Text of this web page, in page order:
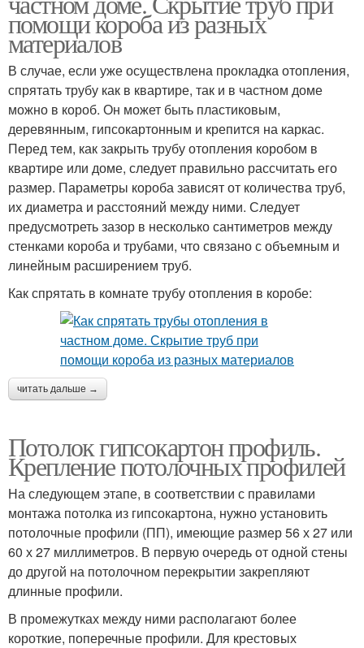
помощи короба из разных
материалов
В случае, если уже осуществлена прокладка отопления,
спрятать трубу как в квартире, так и в частном доме
можно в короб. Он может быть пластиковым,
деревянным, гипсокартонным и крепится на каркас.
Перед тем, как закрыть трубу отопления коробом в
квартире или доме, следует правильно рассчитать его
размер. Параметры короба зависят от количества труб,
их диаметра и расстояний между ними. Следует
предусмотреть зазор в несколько сантиметров между
стенками короба и трубами, что связано с объемным и
линейным расширением труб.
Как спрятать в комнате трубу отопления в коробе:
читать дальше →
Потолок гипсокартон профиль.
Крепление потолочных профилей
На следующем этапе, в соответствии с правилами
монтажа потолка из гипсокартона, нужно установить
потолочные профили (ПП), имеющие размер 56 х 27 или
60 х 27 миллиметров. В первую очередь от одной стены
до другой на потолочном перекрытии закрепляют
длинные профили.
В промежутках между ними располагают более
короткие, поперечные профили. Для крестовых